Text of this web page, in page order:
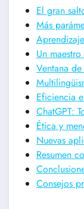
El gran
Más
Un
Ventana
Eficiencia
ChatGPT:
Ética y
Nuevas
Resumen
Consejos